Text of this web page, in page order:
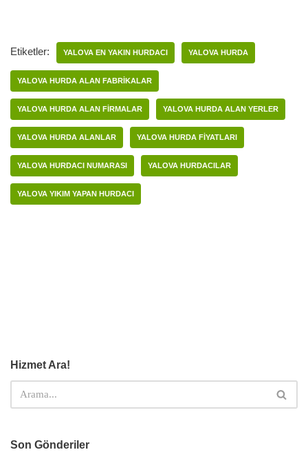
Etiketler: YALOVA EN YAKIN HURDACI YALOVA HURDA
YALOVA HURDA ALAN FABRIKALAR
YALOVA HURDA ALAN FIRMALAR YALOVA HURDA ALAN YERLER
YALOVA HURDA ALANLAR YALOVA HURDA FIYATLARI
YALOVA HURDACI NUMARASI YALOVA HURDACILAR
YALOVA YIKIM YAPAN HURDACI
Hizmet Ara!
Son Gönderiler